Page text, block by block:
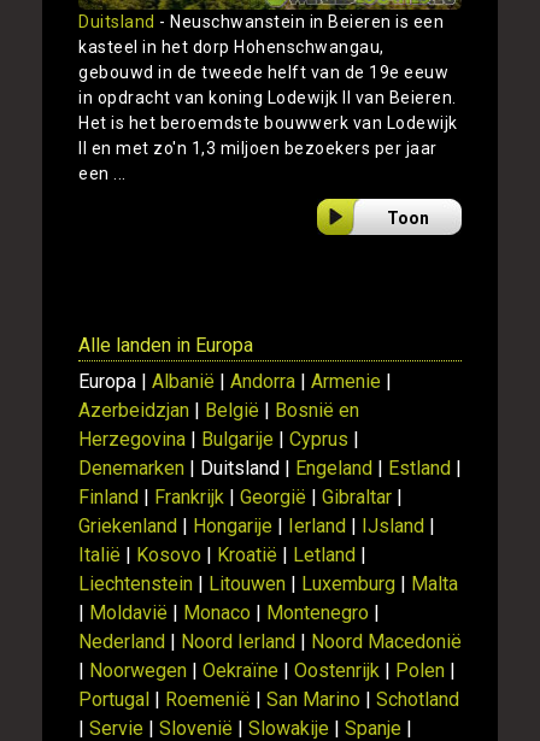
Duitsland - Neuschwanstein in Beieren is een
kasteel in het dorp Hohenschwangau,
gebouwd in de tweede helft van de 19e eeuw
in opdracht van koning Lodewijk II van Beieren.
Het is het beroemdste bouwwerk van Lodewijk
II en met zo'n 1,3 miljoen bezoekers per jaar
een ...
Toon
Alle landen in Europa
Europa | Albanië | Andorra | Armenie |
Azerbeidzjan | België | Bosnië en
Herzegovina | Bulgarije | Cyprus |
Denemarken | Duitsland | Engeland | Estland |
Finland | Frankrijk | Georgië | Gibraltar |
Griekenland | Hongarije | Ierland | IJsland |
Italië | Kosovo | Kroatië | Letland |
Liechtenstein | Litouwen | Luxemburg | Malta
| Moldavië | Monaco | Montenegro |
Nederland | Noord Ierland | Noord Macedonië
| Noorwegen | Oekraïne | Oostenrijk | Polen |
Portugal | Roemenië | San Marino | Schotland
| Servie | Slovenië | Slowakije | Spanje |